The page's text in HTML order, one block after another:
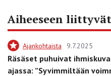
Aiheeseen
Ajankohtaista 9.7.2025
Räsäset puhuivat
ajassa: ”Syvimmiltään